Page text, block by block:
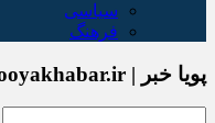
سیاسی
فرهنگ
پویا خبر | pooyakhabar.ir